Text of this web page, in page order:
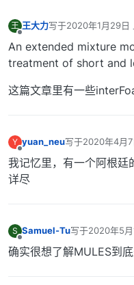
王 王大力写于2020年1月29日
最后由 编辑
An extended mixture
treatment of short and
这篇文章里有一些
Y yuan_neu写于2020年4月7
最后由 编辑
我记忆里，有一个阿根廷
详尽
S Samuel-Tu写于2020年5
最后由 编辑
确实很想了解MULES到